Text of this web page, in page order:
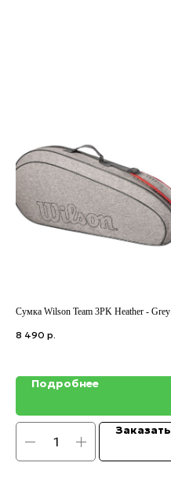
Сумка Wilson Team 3PK Heather - Grey
8 490 р.
Подробнее
Заказать